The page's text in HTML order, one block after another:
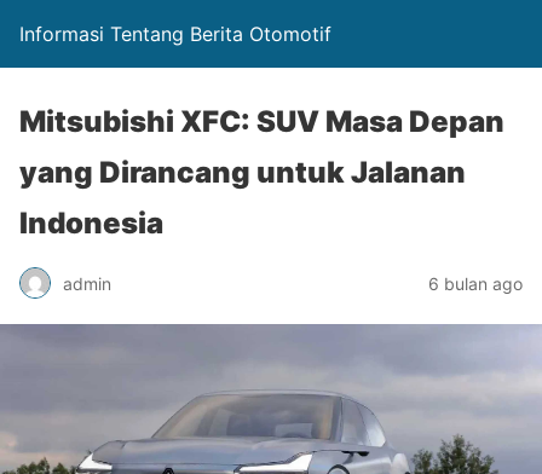
Informasi Tentang Berita Otomotif
Mitsubishi XFC: SUV Masa Depan
yang Dirancang untuk Jalanan
Indonesia
admin 6 bulan ago